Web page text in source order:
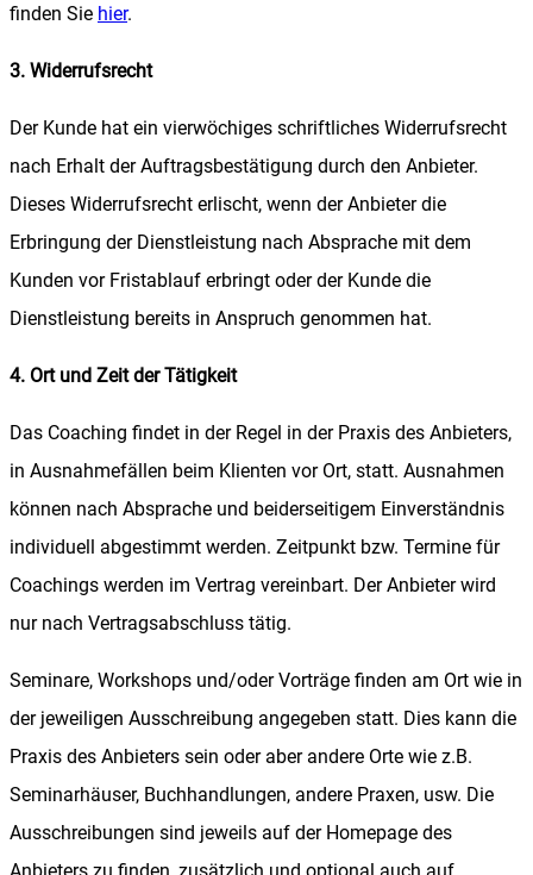
finden Sie hier.
3. Widerrufsrecht
Der Kunde hat ein vierwöchiges schriftliches Widerrufsrecht
nach Erhalt der Auftragsbestätigung durch den Anbieter.
Dieses Widerrufsrecht erlischt, wenn der Anbieter die
Erbringung der Dienstleistung nach Absprache mit dem
Kunden vor Fristablauf erbringt oder der Kunde die
Dienstleistung bereits in Anspruch genommen hat.
4. Ort und Zeit der Tätigkeit
Das Coaching findet in der Regel in der Praxis des Anbieters,
in Ausnahmefällen beim Klienten vor Ort, statt. Ausnahmen
können nach Absprache und beiderseitigem Einverständnis
individuell abgestimmt werden. Zeitpunkt bzw. Termine für
Coachings werden im Vertrag vereinbart. Der Anbieter wird
nur nach Vertragsabschluss tätig.
Seminare, Workshops und/oder Vorträge finden am Ort wie in
der jeweiligen Ausschreibung angegeben statt. Dies kann die
Praxis des Anbieters sein oder aber andere Orte wie z.B.
Seminarhäuser, Buchhandlungen, andere Praxen, usw. Die
Ausschreibungen sind jeweils auf der Homepage des